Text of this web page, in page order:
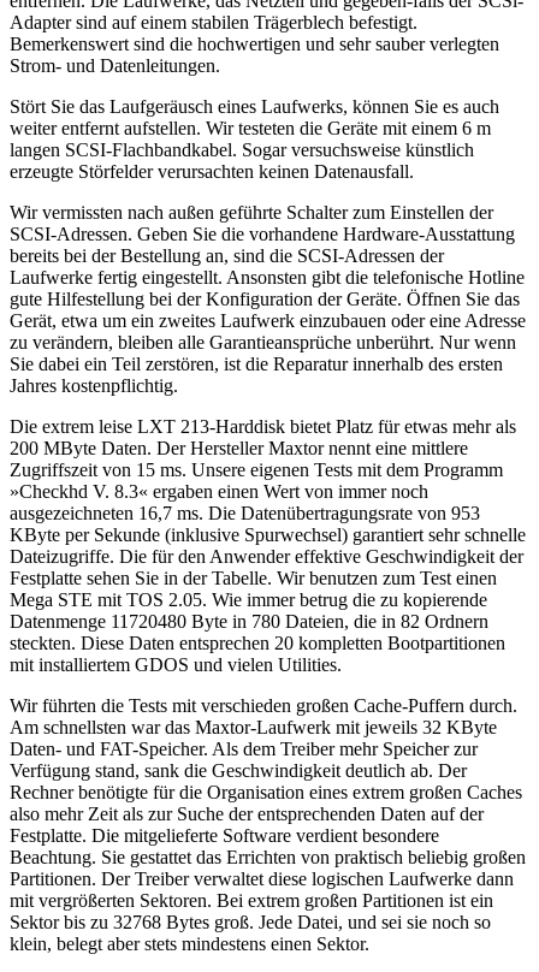
Adapter sind auf einem stabilen Trägerblech befestigt.
Bemerkenswert sind die hochwertigen und sehr sauber verlegten
Strom- und Datenleitungen.
Stört Sie das Laufgeräusch eines Laufwerks, können Sie es auch
weiter entfernt aufstellen. Wir testeten die Geräte mit einem 6 m
langen SCSI-Flachbandkabel. Sogar versuchsweise künstlich
erzeugte Störfelder verursachten keinen Datenausfall.
Wir vermissten nach außen geführte Schalter zum Einstellen der
SCSI-Adressen. Geben Sie die vorhandene Hardware-Ausstattung
bereits bei der Bestellung an, sind die SCSI-Adressen der
Laufwerke fertig eingestellt. Ansonsten gibt die telefonische Hotline
gute Hilfestellung bei der Konfiguration der Geräte. Öffnen Sie das
Gerät, etwa um ein zweites Laufwerk einzubauen oder eine Adresse
zu verändern, bleiben alle Garantieansprüche unberührt. Nur wenn
Sie dabei ein Teil zerstören, ist die Reparatur innerhalb des ersten
Jahres kostenpflichtig.
Die extrem leise LXT 213-Harddisk bietet Platz für etwas mehr als
200 MByte Daten. Der Hersteller Maxtor nennt eine mittlere
Zugriffszeit von 15 ms. Unsere eigenen Tests mit dem Programm
»Checkhd V. 8.3« ergaben einen Wert von immer noch
ausgezeichneten 16,7 ms. Die Datenübertragungsrate von 953
KByte per Sekunde (inklusive Spurwechsel) garantiert sehr schnelle
Dateizugriffe. Die für den Anwender effektive Geschwindigkeit der
Festplatte sehen Sie in der Tabelle. Wir benutzen zum Test einen
Mega STE mit TOS 2.05. Wie immer betrug die zu kopierende
Datenmenge 11720480 Byte in 780 Dateien, die in 82 Ordnern
steckten. Diese Daten entsprechen 20 kompletten Bootpartitionen
mit installiertem GDOS und vielen Utilities.
Wir führten die Tests mit verschieden großen Cache-Puffern durch.
Am schnellsten war das Maxtor-Laufwerk mit jeweils 32 KByte
Daten- und FAT-Speicher. Als dem Treiber mehr Speicher zur
Verfügung stand, sank die Geschwindigkeit deutlich ab. Der
Rechner benötigte für die Organisation eines extrem großen Caches
also mehr Zeit als zur Suche der entsprechenden Daten auf der
Festplatte. Die mitgelieferte Software verdient besondere
Beachtung. Sie gestattet das Errichten von praktisch beliebig großen
Partitionen. Der Treiber verwaltet diese logischen Laufwerke dann
mit vergrößerten Sektoren. Bei extrem großen Partitionen ist ein
Sektor bis zu 32768 Bytes groß. Jede Datei, und sei sie noch so
klein, belegt aber stets mindestens einen Sektor.